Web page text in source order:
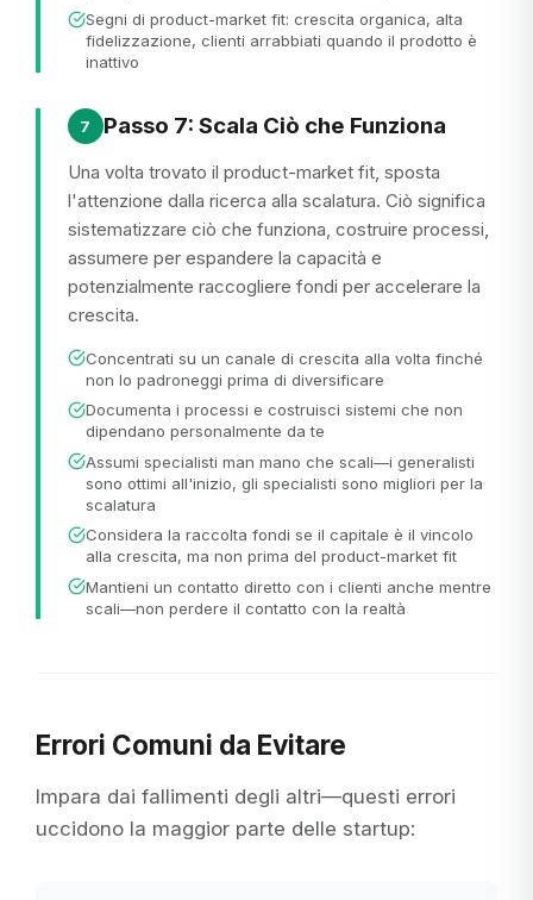
Segni di product-market fit: crescita organica, alta
fidelizzazione, clienti arrabbiati quando il prodotto è
inattivo
7 Passo 7: Scala Ciò che Funziona
Una volta trovato il product-market fit, sposta
l'attenzione dalla ricerca alla scalatura. Ciò significa
sistematizzare ciò che funziona, costruire processi,
assumere per espandere la capacità e
potenzialmente raccogliere fondi per accelerare la
crescita.
Concentrati su un canale di crescita alla volta finché
non lo padroneggi prima di diversificare
Documenta i processi e costruisci sistemi che non
dipendano personalmente da te
Assumi specialisti man mano che scali—i generalisti
sono ottimi all'inizio, gli specialisti sono migliori per la
scalatura
Considera la raccolta fondi se il capitale è il vincolo
alla crescita, ma non prima del product-market fit
Mantieni un contatto diretto con i clienti anche mentre
scali—non perdere il contatto con la realtà
Errori Comuni da Evitare
Impara dai fallimenti degli altri—questi errori
uccidono la maggior parte delle startup: